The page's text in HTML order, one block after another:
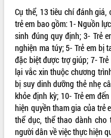
HỆ THỐNG VĂN BẢN
VĂN BẢN HĐND TỈNH
ĐIỂM TIN VĂN BẢN
QUY HOẠCH - KẾ HOẠCH
Cụ thể, 13 tiêu chí đánh
trẻ em bao gồm: 1- Nguồn
sinh đúng quy định; 3- Trẻ
nghiện ma túy; 5- Trẻ em bị
đặc biệt được trợ giúp; 7-
lại vắc xin thuộc chương
bị suy dinh dưỡng thẻ nhẹ
khỏe định kỳ; 10- Trẻ em
hiện quyền tham gia của trẻ
thể dục, thể thao dành cho
người dân về việc thực hiện